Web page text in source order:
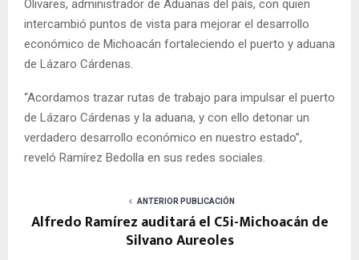
Olivares, administrador de Aduanas del país, con quien
intercambió puntos de vista para mejorar el desarrollo
económico de Michoacán fortaleciendo el puerto y aduana
de Lázaro Cárdenas.
“Acordamos trazar rutas de trabajo para impulsar el puerto
de Lázaro Cárdenas y la aduana, y con ello detonar un
verdadero desarrollo económico en nuestro estado”,
reveló Ramírez Bedolla en sus redes sociales.
ANTERIOR PUBLICACIÓN
Alfredo Ramírez auditará el C5i-Michoacán de
Silvano Aureoles